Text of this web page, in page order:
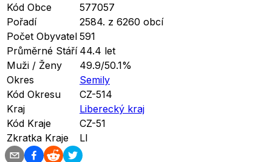
Kód Obce
577057
Pořadí
2584. z 6260 obcí
Počet Obyvatel 591
Průměrné Stáří 44.4 let
Muži / Ženy
49.9/50.1%
Okres
Semily
Kód Okresu
CZ-514
Kraj
Liberecký kraj
Kód Kraje
CZ-51
Zkratka Kraje
LI